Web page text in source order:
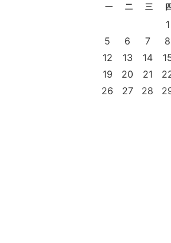
一 二 三
1
5
6 7 8
12
13 14
19
20 21
26
27 28